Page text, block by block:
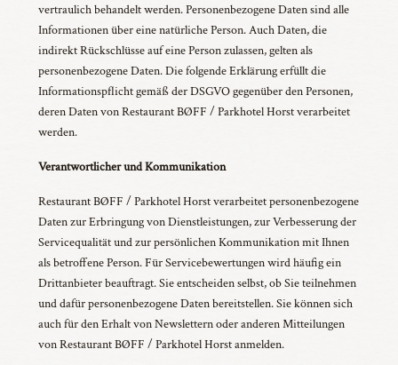
vertraulich behandelt werden. Personenbezogene Daten sind alle
Informationen über eine natürliche Person. Auch Daten, die
indirekt Rückschlüsse auf eine Person zulassen, gelten als
personenbezogene Daten. Die folgende Erklärung erfüllt die
Informationspflicht gemäß der DSGVO gegenüber den Personen,
deren Daten von Restaurant BØFF / Parkhotel Horst verarbeitet
werden.
Verantwortlicher und Kommunikation
Restaurant BØFF / Parkhotel Horst verarbeitet personenbezogene
Daten zur Erbringung von Dienstleistungen, zur Verbesserung der
Servicequalität und zur persönlichen Kommunikation mit Ihnen
als betroffene Person. Für Servicebewertungen wird häufig ein
Drittanbieter beauftragt. Sie entscheiden selbst, ob Sie teilnehmen
und dafür personenbezogene Daten bereitstellen. Sie können sich
auch für den Erhalt von Newslettern oder anderen Mitteilungen
von Restaurant BØFF / Parkhotel Horst anmelden.